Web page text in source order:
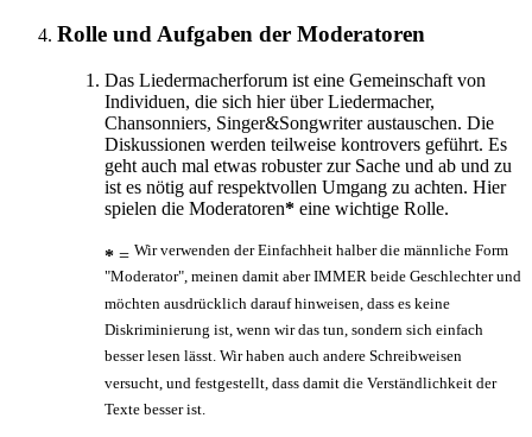
Rolle und Aufgaben der Moderatoren
Das Liedermacherforum ist eine Gemeinschaft von
Individuen, die sich hier über Liedermacher,
Chansonniers, Singer&Songwriter austauschen. Die
Diskussionen werden teilweise kontrovers geführt. Es
geht auch mal etwas robuster zur Sache und ab und zu
ist es nötig auf respektvollen Umgang zu achten. Hier
spielen die Moderatoren* eine wichtige Rolle.
* = Wir verwenden der Einfachheit halber die männliche Form
"Moderator", meinen damit aber IMMER beide Geschlechter und
möchten ausdrücklich darauf hinweisen, dass es keine
Diskriminierung ist, wenn wir das tun, sondern sich einfach
besser lesen lässt. Wir haben auch andere Schreibweisen
versucht, und festgestellt, dass damit die Verständlichkeit der
Texte besser ist.